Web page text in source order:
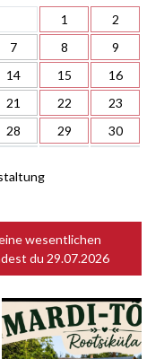
1
2
7 8
9
14 15
16
21 22
23
28 29 30
wesentlichen
du 29.07.2026